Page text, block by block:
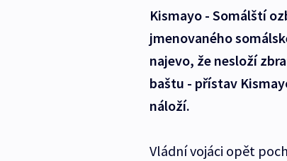
Kismayo - Somálští
jmenovaného
najevo, že nesloží
baštu - přístav
náloží.
Vládní vojáci opět